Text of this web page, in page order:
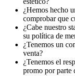
¿Hemos hecho
comprobar que
¿Cabe nuestro
su política de
¿Tenemos un
venta?
¿Tenemos el
promo por parte